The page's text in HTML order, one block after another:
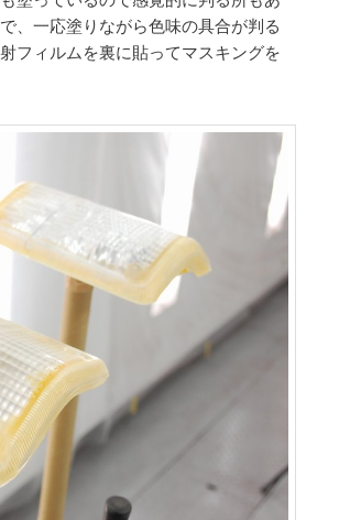
、一応塗りながら色味の具合が判る
フィルムを裏に貼ってマスキングを